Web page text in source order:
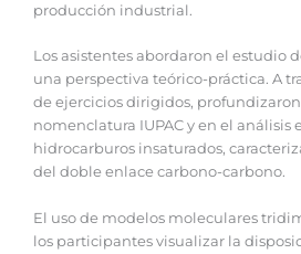
producción industrial.
Los asistentes abordaron el estudio
una perspectiva teórico-práctica. A
de ejercicios dirigidos,
nomenclatura IUPAC y en el análisis
hidrocarburos insaturados,
del doble enlace carbono-carbono.
El uso de modelos moleculares
los participantes visualizar la